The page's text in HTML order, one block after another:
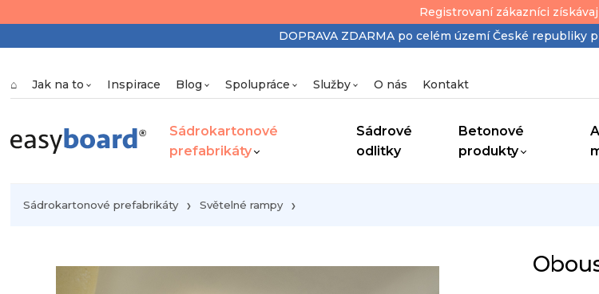
Registrovaní zákazníci
DOPRAVA ZDARMA po celém území České republiky
⌂ Jak na to Inspirace Blog Spolupráce Služby O nás Kontakt
Sádrokartonové
prefabrikáty
Sádrové
odlitky
Betonové
produkty
Sádrokartonové prefabrikáty Světelné rampy